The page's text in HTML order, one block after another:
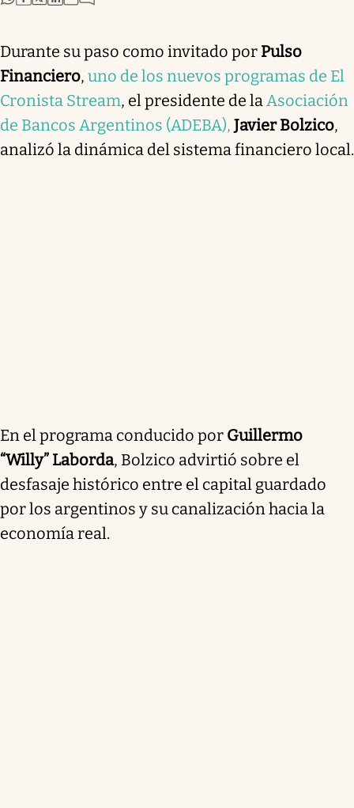
Durante su paso como invitado por Pulso
Financiero, uno de los nuevos programas de El
Cronista Stream, el presidente de laAsociación
de Bancos Argentinos (ADEBA), Javier Bolzico,
analizó la dinámica del sistema financiero local.
En el programa conducido por Guillermo
“Willy” Laborda, Bolzico advirtió sobre el
desfasaje histórico entre el capital guardado
por los argentinos y su canalización hacia la
economía real.